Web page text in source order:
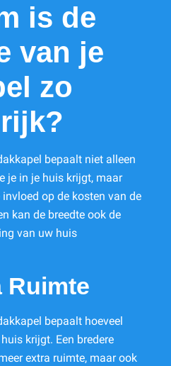
is de
van je
zo
bepaalt niet alleen
je in je huis krijgt, maar
op de kosten van de
kan de breedte ook de
van uw huis
Ruimte
bepaalt hoeveel
krijgt. Een bredere
extra ruimte, maar ook